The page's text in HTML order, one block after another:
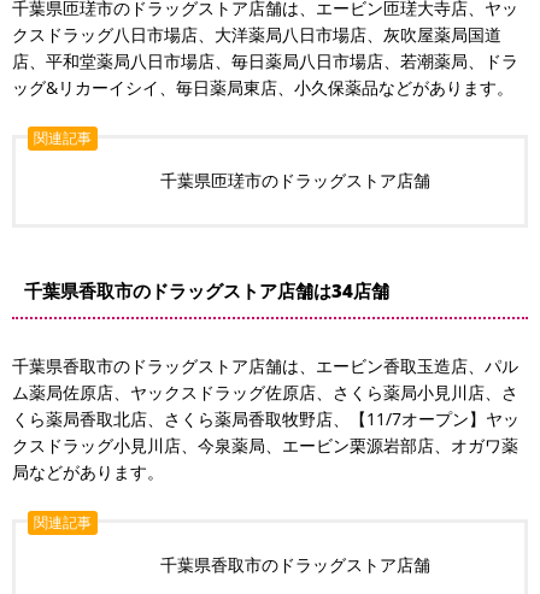
千葉県匝瑳市のドラッグストア店舗は、エービン匝瑳大寺店、ヤッ
クスドラッグ八日市場店、大洋薬局八日市場店、灰吹屋薬局国道
店、平和堂薬局八日市場店、毎日薬局八日市場店、若潮薬局、ドラ
ッグ&リカーイシイ、毎日薬局東店、小久保薬品などがあります。
関連記事
千葉県匝瑳市のドラッグストア店舗
千葉県香取市のドラッグストア店舗は34店舗
千葉県香取市のドラッグストア店舗は、エービン香取玉造店、パル
ム薬局佐原店、ヤックスドラッグ佐原店、さくら薬局小見川店、さ
くら薬局香取北店、さくら薬局香取牧野店、【11/7オープン】ヤッ
クスドラッグ小見川店、今泉薬局、エービン栗源岩部店、オガワ薬
局などがあります。
関連記事
千葉県香取市のドラッグストア店舗